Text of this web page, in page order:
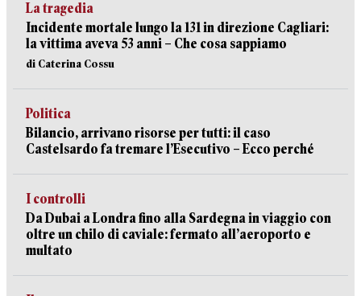
La tragedia
Incidente mortale lungo la 131 in direzione Cagliari:
la vittima aveva 53 anni – Che cosa sappiamo
di Caterina Cossu
Politica
Bilancio, arrivano risorse per tutti: il caso
Castelsardo fa tremare l’Esecutivo – Ecco perché
I controlli
Da Dubai a Londra fino alla Sardegna in viaggio con
oltre un chilo di caviale: fermato all’aeroporto e
multato